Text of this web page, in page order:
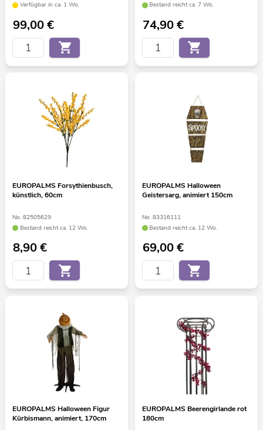
Verfügbar in ca. 1 Wo.
99,00€
Bestand reicht ca. 7 Wo.
74,90€
EUROPALMS Forsythienbusch,
künstlich, 60cm
No. 82505629
Bestand reicht ca. 12 Wo.
8,90€
EUROPALMS Halloween
Geistersarg, animiert 150cm
No. 83316111
Bestand reicht ca. 12 Wo.
69,00€
EUROPALMS Halloween Figur
Kürbismann, animiert, 170cm
EUROPALMS Beerengirlande rot
180cm